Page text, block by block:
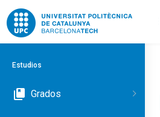
Go to upc.edu
Estudios
Grados